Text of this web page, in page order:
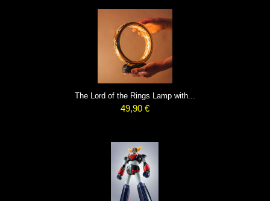
The Lord of the Rings Lamp with...
49,90 €